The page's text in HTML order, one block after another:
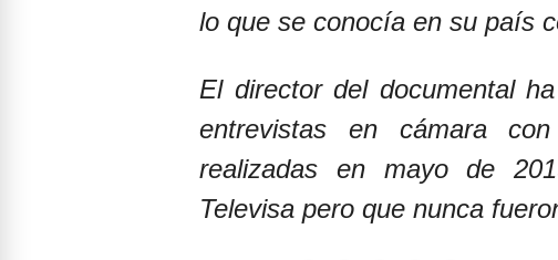
lo que se conocía en su país
El director del documental
entrevistas en cámara
realizadas en mayo de
Televisa pero que nunca